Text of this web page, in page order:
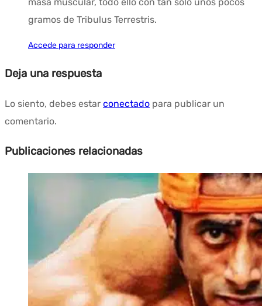
gramos de Tribulus Terrestris.
Accede para responder
Deja una respuesta
Lo siento, debes estar conectado para publicar un
comentario.
Publicaciones relacionadas